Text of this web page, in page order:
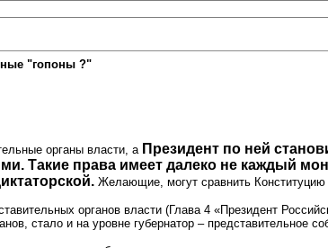
"гопоны ?"
органы власти, а Президент по ней
Такие права имеет далеко не каждый
Желающие, могут сравнить
органов власти (Глава 4 «Президент
стало и на уровне губернатор – представительное